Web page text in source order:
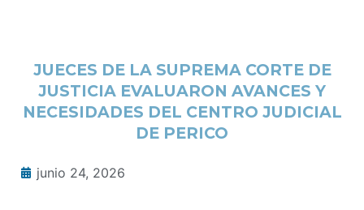
JUECES DE LA SUPREMA CORTE DE
JUSTICIA EVALUARON AVANCES Y
NECESIDADES DEL CENTRO JUDICIAL
DE PERICO
junio 24, 2026